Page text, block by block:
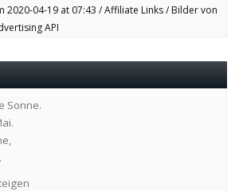
2020-04-19 at 07:43 / Affiliate Links / Bilder von
API
Sonne.